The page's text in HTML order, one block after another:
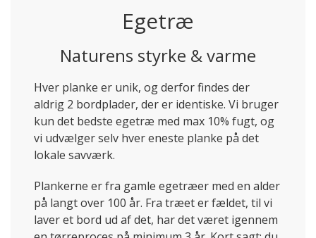
Egetræ
Naturens styrke & varme
Hver planke er unik, og derfor findes der
aldrig 2 bordplader, der er identiske. Vi bruger
kun det bedste egetræ med max 10% fugt, og
vi udvælger selv hver eneste planke på det
lokale savværk.
Plankerne er fra gamle egetræer med en alder
på langt over 100 år. Fra træet er fældet, til vi
laver et bord ud af det, har det været igennem